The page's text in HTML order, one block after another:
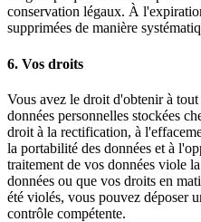
conservation légaux. À
supprimées de manière
6. Vos droits
Vous avez le droit d'obtenir à
données personnelles stockées
droit à la rectification, à
la portabilité des données et à
traitement de vos données viole
données ou que vos droits en
été violés, vous pouvez déposer
contrôle compétente.